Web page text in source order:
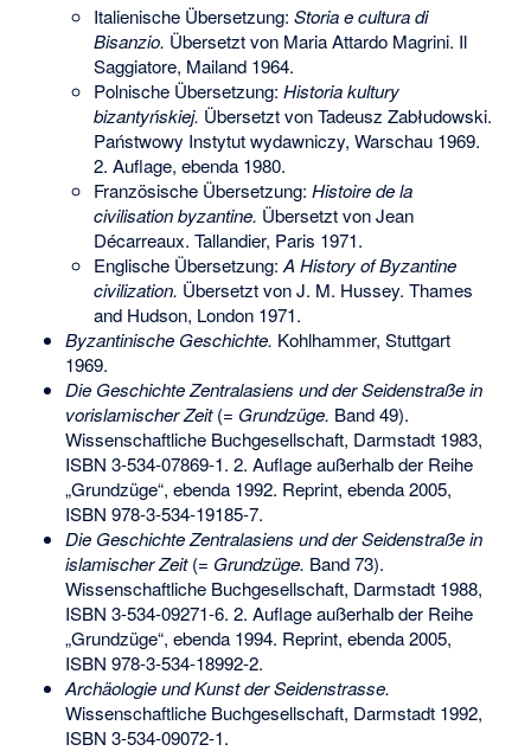
Italienische Übersetzung:Storia e cultura di
Bisanzio. Übersetzt von Maria Attardo Magrini. Il
Saggiatore, Mailand 1964.
Polnische Übersetzung:Historia kultury
bizantyńskiej. Übersetzt von Tadeusz Zabłudowski.
Państwowy Instytut wydawniczy, Warschau 1969.
2. Auflage, ebenda 1980.
Französische Übersetzung:Histoire de la
civilisation byzantine. Übersetzt von Jean
Décarreaux. Tallandier, Paris 1971.
Englische Übersetzung:A History of Byzantine
civilization. Übersetzt von J. M. Hussey. Thames
and Hudson, London 1971.
Byzantinische Geschichte. Kohlhammer, Stuttgart
1969.
Die Geschichte Zentralasiens und der Seidenstraße in
vorislamischer Zeit(= Grundzüge. Band 49).
Wissenschaftliche Buchgesellschaft, Darmstadt 1983,
ISBN 3-534-07869-1. 2. Auflage außerhalb der Reihe
„Grundzüge“, ebenda 1992. Reprint, ebenda 2005,
ISBN 978-3-534-19185-7.
Die Geschichte Zentralasiens und der Seidenstraße in
islamischer Zeit(= Grundzüge. Band 73).
Wissenschaftliche Buchgesellschaft, Darmstadt 1988,
ISBN 3-534-09271-6. 2. Auflage außerhalb der Reihe
„Grundzüge“, ebenda 1994. Reprint, ebenda 2005,
ISBN 978-3-534-18992-2.
Archäologie und Kunst der Seidenstrasse.
Wissenschaftliche Buchgesellschaft, Darmstadt 1992,
ISBN 3-534-09072-1.